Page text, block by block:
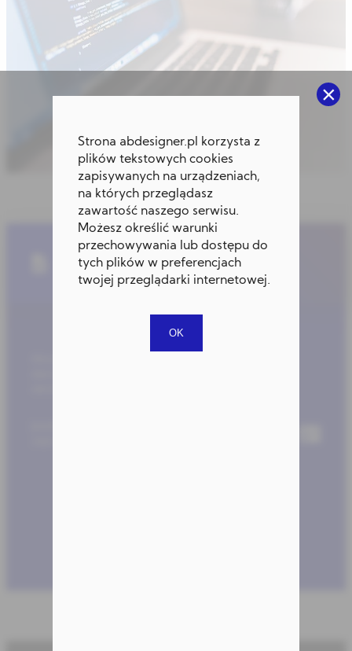
Makra - Pliki
demonstracyjne
×
Strona abdesigner.pl korzysta z
plików tekstowych cookies
zapisywanych na urządzeniach,
na których przeglądasz
zawartość naszego serwisu.
Możesz określić warunki
przechowywania lub dostępu do
tych plików w preferencjach
twojej przeglądarki internetowej.
OK